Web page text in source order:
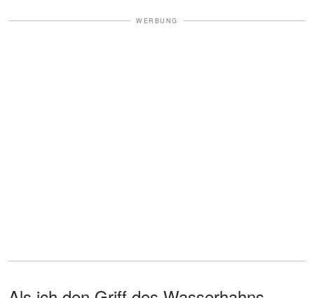
WERBUNG